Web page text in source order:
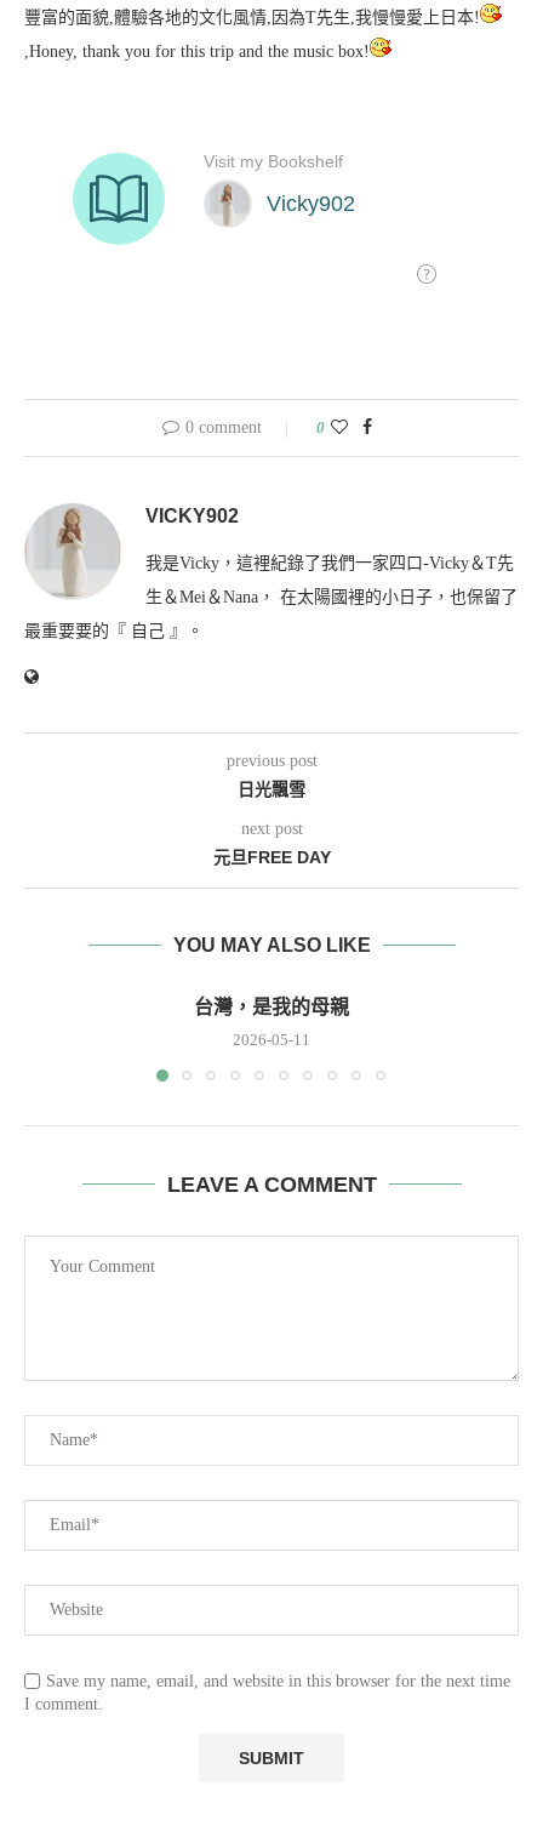
豐富的面貌,體驗各地的文化風情,因為T先生,我慢慢愛上日本!
,Honey, thank you for this trip and the music box!
0 comment 0
VICKY902
我是Vicky，這裡紀錄了我們一家四口-Vicky＆T先
生＆Mei＆Nana， 在太陽國裡的小日子，也保留了
最重要要的『 自己 』。
previous post
日光飄雪
next post
元旦FREE DAY
YOU MAY ALSO LIKE
台灣，是我的母親
2026-05-11
LEAVE A COMMENT
Save my name, email, and website in this browser for the next time
I comment.